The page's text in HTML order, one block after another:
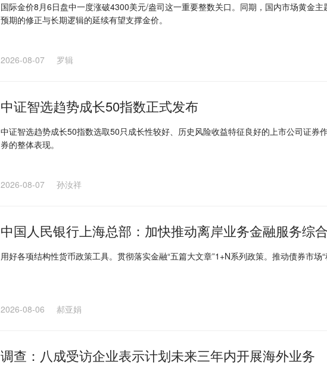
国际金价8月6日盘中一度涨破4300美元/盎司这一重要整数关口。同期，国内市场黄金
预期的修正与长期逻辑的延续有望支撑金价。
2026-08-07 罗辑
中证智选趋势成长50指数正式发布
中证智选趋势成长50指数选取50只成长性较好、历史风险收益特征良好的上市公司证券
券的整体表现。
2026-08-07 孙汝祥
中国人民银行上海总部：加快推动离岸业务金融服务综
用好各项结构性货币政策工具。贯彻落实金融“五篇大文章”1+N系列政策。推动债券市场“
2026-08-06 郝亚娟
调查：八成受访企业表示计划未来三年内开展海外业务